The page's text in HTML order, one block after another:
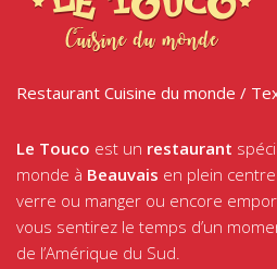
Restaurant Cuisine du monde /
Le Touco est un restaurant
monde à Beauvais en plein
verre ou manger ou encore
vous sentirez le temps d’un
de l’Amérique du Sud.